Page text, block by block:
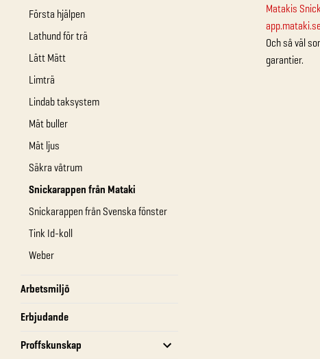
Första hjälpen
Lathund för trä
Lätt Mätt
Limträ
Lindab taksystem
Mät buller
Mät ljus
Säkra våtrum
Snickarappen från Mataki
Snickarappen från Svenska fönster
Tink Id-koll
Weber
Arbetsmiljö
Erbjudande
Proffskunskap
Matakis
app.mataki.se
Och så väl
garantier.